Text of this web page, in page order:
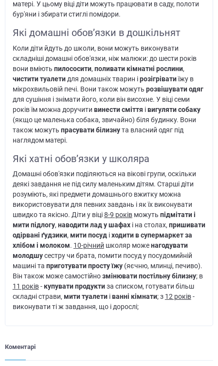
матері. У цьому віці діти можуть працювати в саду, полоти
бур'яни і збирати стиглі помідори.
Які домашні обов’язки в дошкільнят
Коли діти йдуть до школи, вони можуть виконувати
складніші домашні обов'язки, ніж малюки: до шести років
вони вміють пилососити, поливати кімнатні рослини,
чистити туалетидля домашніх тварин ірозігріватиїжу в
мікрохвильовій печі. Вони також можуть розвішувати одяг
для сушіння і знімати його, коли він висохне. У віці семи
років їм можна доручити винести сміття і вигуляти собаку
(якщо це маленька собака, звичайно) біля будинку. Вони
також можуть прасувати білизнута власний одяг під
наглядом матері.
Які хатні обов’язки у школяра
Домашні обов'язки поділяються на вікові групи, оскільки
деякі завдання не під силу маленьким дітям. Старші діти
розуміють, які предмети домашнього вжитку можна
використовувати для певних завдань і як їх виконувати
швидко та якісно. Діти у віці8-9 роківможуть підмітати і
мити підлогу, наводити лад у шафахі на столах, пришивати
одірвані ґудзики, мити посудіходити в супермаркет за
хлібом і молоком. 10-річний школяр моженагодувати
молодшусестру чи брата, помити посуд у посудомийній
машині та приготувати просту їжу(яєчню, млинці, печиво).
Він також може самостійнозмінювати постільну білизну; в
11 років- купувати продуктиза списком, готувати більш
складні страви, мити туалетиі ванні кімнати; з 12 років-
виконувати ті ж завдання, що і дорослі;
Коментарі